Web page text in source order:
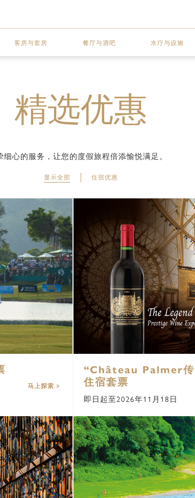
客房与套房 餐厅与酒吧 水疗与设施
精选优惠
心的服务，让您的度假旅程倍添愉悦满足。
显示全部 住宿优惠
马上探索
“Château Palmer传
住宿套票
即日起至2026年11月18日